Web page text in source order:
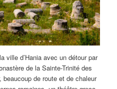
ville d’Hania avec un détour par
de la Sainte-Trinité des
de route et de chaleur